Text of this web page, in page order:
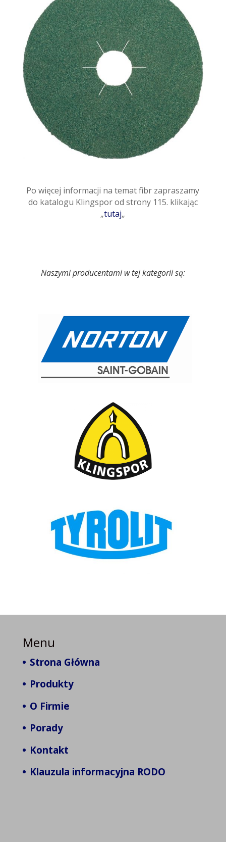
Po więcej informacji na temat fibr zapraszamy
do katalogu Klingspor od strony 115. klikając
„tutaj„
Naszymi producentami w tej kategorii są:
Menu
Strona Główna
Produkty
O Firmie
Porady
Kontakt
Klauzula informacyjna RODO